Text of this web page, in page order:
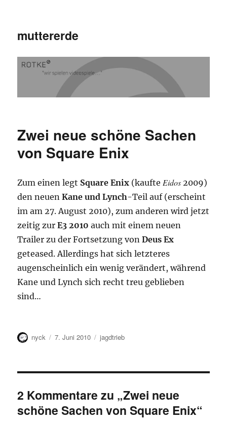
muttererde
Zwei neue schöne Sachen
von Square Enix
Zum einen legt Square Enix (kaufte Eidos 2009)
den neuenKane und Lynch-Teil auf (erscheint
im am 27. August 2010), zum anderen wird jetzt
zeitig zurE3 2010 auch mit einem neuen
Trailer zu der Fortsetzung vonDeus Ex
geteased. Allerdings hat sich letzteres
augenscheinlich ein wenig verändert, während
Kane und Lynch sich recht treu geblieben
sind…
Autor
nyck
Veröffentlicht
7. Juni 2010 Kategorien
jagdtrieb
2 Kommentare zu „Zwei neue
schöne Sachen von Square Enix“